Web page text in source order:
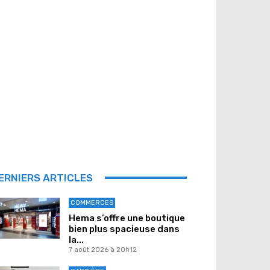
ARTICLES
COMMERCES
Hema s’offre une boutique
bien plus spacieuse dans
la...
7 août 2026 à 20h12